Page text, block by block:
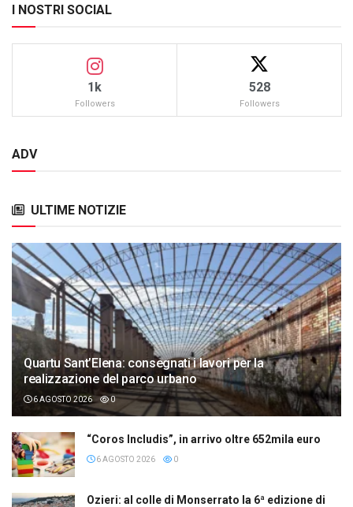
I NOSTRI SOCIAL
1k
Followers
528
Followers
ADV
ULTIME NOTIZIE
Quartu Sant’Elena: consegnati i lavori per la
realizzazione del parco urbano
6 AGOSTO 2026 0
“Coros Includis”, in arrivo oltre 652mila euro
6 AGOSTO 2026 0
Ozieri: al colle di Monserrato la 6ª edizione di